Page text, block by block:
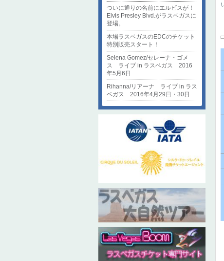
ついに通りの名前にエルビスが！
Elvis Presley Blvd.がラスベガスに
登場。
本場ラスベガスのEDCのチケット
特別販売スタート！
Selena Gomez/セレーナ・ゴメ
ス ライブ in ラスベガス 2016
年5月6日
Rihanna/リアーナ ライブ in ラス
ベガス 2016年4月29日・30日